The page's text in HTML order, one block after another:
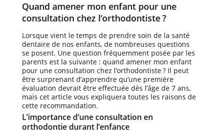
Quand amener mon enfant pour une
consultation chez l’orthodontiste ?
Lorsque vient le temps de prendre soin de la santé
dentaire de nos enfants, de nombreuses questions
se posent. Une question fréquemment posée par les
parents est la suivante : quand amener mon enfant
pour une consultation chez l’orthodontiste ? Il peut
être surprenant d’apprendre qu’une première
évaluation devrait être effectuée dès l’âge de 7 ans,
mais cet article vous expliquera toutes les raisons de
cette recommandation.
L’importance d’une consultation en
orthodontie durant l’enfance